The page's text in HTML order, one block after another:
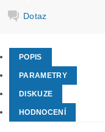
Dotaz
POPIS
PARAMETRY
DISKUZE
HODNOCENÍ